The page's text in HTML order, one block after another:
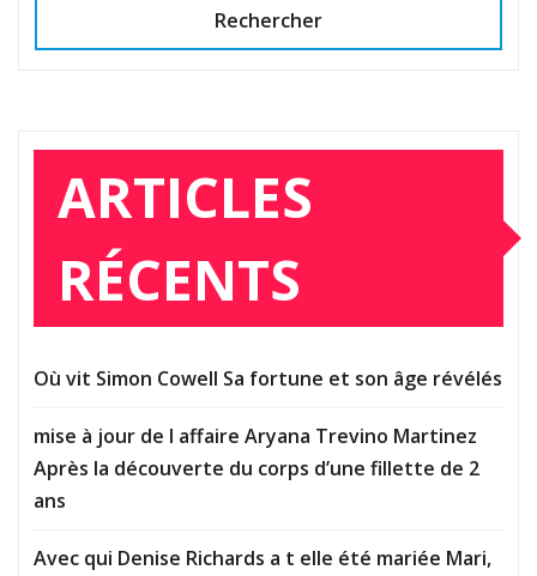
Rechercher
ARTICLES
RÉCENTS
Où vit Simon Cowell Sa fortune et son âge révélés
mise à jour de l affaire Aryana Trevino Martinez
Après la découverte du corps d’une fillette de 2
ans
Avec qui Denise Richards a t elle été mariée Mari,